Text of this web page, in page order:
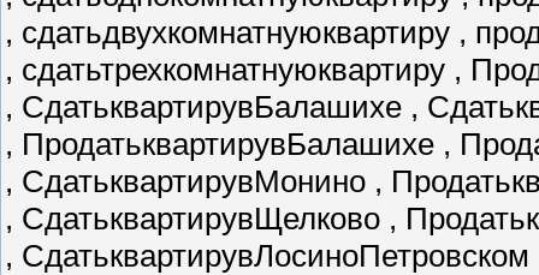
, сдатьдвухкомнатнуюквартиру ,
, сдатьтрехкомнатнуюквартиру ,
, СдатьквартирувБалашихе ,
, ПродатьквартирувБалашихе ,
, СдатьквартирувМонино ,
, СдатьквартирувЩелково ,
, СдатьквартирувЛосиноПетровском